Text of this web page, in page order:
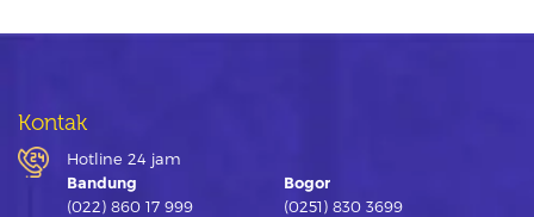
Kontak
Hotline 24 jam
Bandung
(022) 860 17 999
Bogor
(0251) 830 3699